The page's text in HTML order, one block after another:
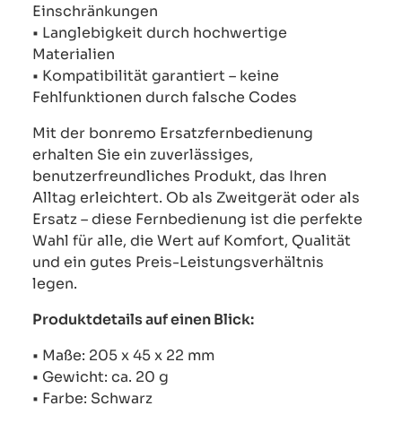
Einschränkungen
• Langlebigkeit durch hochwertige
Materialien
• Kompatibilität garantiert – keine
Fehlfunktionen durch falsche Codes
Mit der bonremo Ersatzfernbedienung
erhalten Sie ein zuverlässiges,
benutzerfreundliches Produkt, das Ihren
Alltag erleichtert. Ob als Zweitgerät oder als
Ersatz – diese Fernbedienung ist die perfekte
Wahl für alle, die Wert auf Komfort, Qualität
und ein gutes Preis-Leistungsverhältnis
legen.
Produktdetails auf einen Blick:
• Maße: 205 x 45 x 22 mm
• Gewicht: ca. 20 g
• Farbe: Schwarz